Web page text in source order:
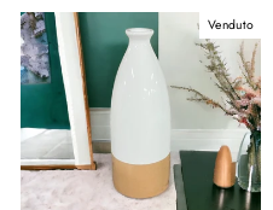
Venduto